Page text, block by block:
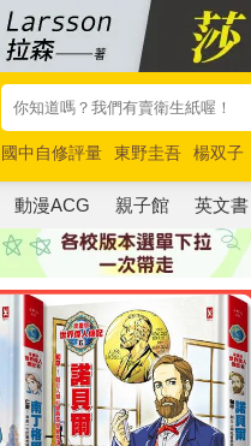
國中自修評量 東野圭吾 楊双子
唯紅花綻放
奧德賽 路邊攤新作
動漫ACG 親子館 英文書